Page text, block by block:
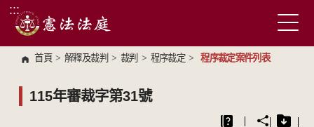
跳到主要內容區塊
:::
首頁 > 解釋及裁判 > 裁判 > 程序裁定 > 程序裁定案件列表
115年審裁字第31號